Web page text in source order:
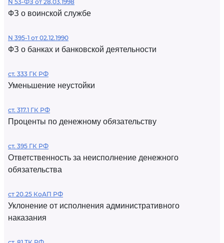
N 53-ФЗ от 28.03.1998
ФЗ о воинской службе
N 395-1 от 02.12.1990
ФЗ о банках и банковской деятельности
ст. 333 ГК РФ
Уменьшение неустойки
ст. 317.1 ГК РФ
Проценты по денежному обязательству
ст. 395 ГК РФ
Ответственность за неисполнение денежного
обязательства
ст 20.25 КоАП РФ
Уклонение от исполнения административного
наказания